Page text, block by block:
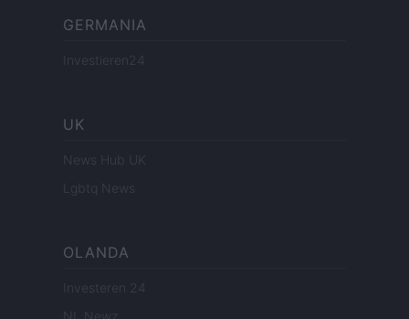
GERMANIA
Investieren24
UK
News Hub UK
Lgbtq News
OLANDA
Investeren 24
NL Newz